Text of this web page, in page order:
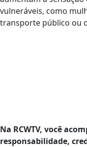
vulneráveis, como
transporte público ou
Na RCWTV, você
responsabilidade,